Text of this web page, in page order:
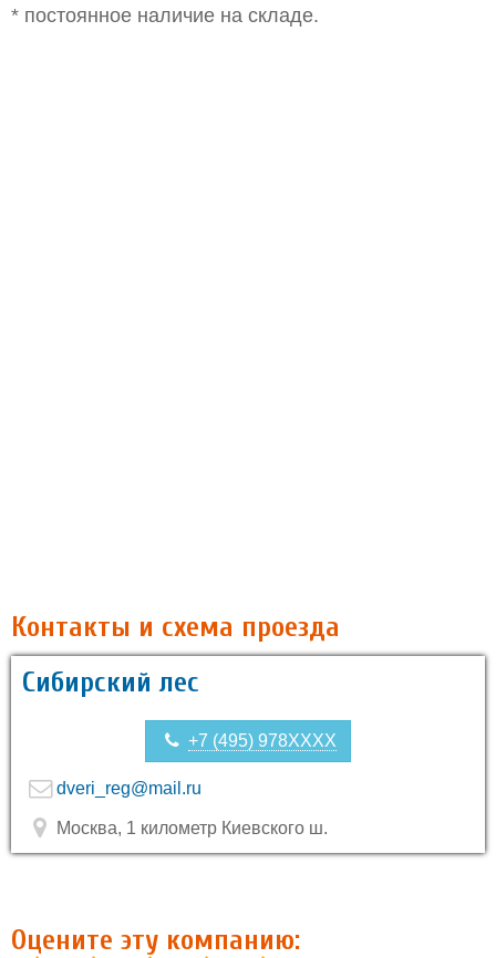
* постоянное наличие на складе.
Контакты и схема проезда
Сибирский лес
+7 (495) 978XXXX
dveri_reg@mail.ru
Москва, 1 километр Киевского ш.
Оцените эту компанию: